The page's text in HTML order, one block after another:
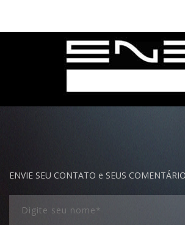
ENVIE SEU CONTATO e SEUS